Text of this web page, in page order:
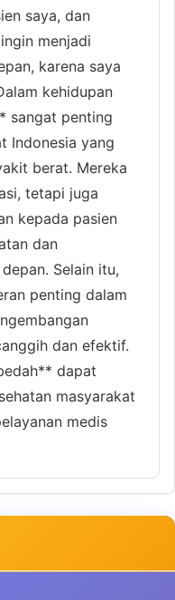
saya, dan
menjadi
karena saya
kehidupan
sangat penting
Indonesia yang
berat. Mereka
tetapi juga
kepada pasien
dan
Selain itu,
penting dalam
dan efektif.
dapat
masyarakat
medis